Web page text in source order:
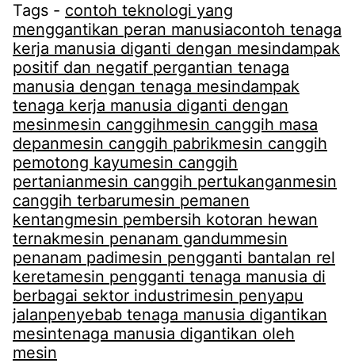
Tags - contoh teknologi yang
menggantikan peran manusiacontoh tenaga
kerja manusia diganti dengan mesindampak
positif dan negatif pergantian tenaga
manusia dengan tenaga mesindampak
tenaga kerja manusia diganti dengan
mesinmesin canggihmesin canggih masa
depanmesin canggih pabrikmesin canggih
pemotong kayumesin canggih
pertanianmesin canggih pertukanganmesin
canggih terbarumesin pemanen
kentangmesin pembersih kotoran hewan
ternakmesin penanam gandummesin
penanam padimesin pengganti bantalan rel
keretamesin pengganti tenaga manusia di
berbagai sektor industrimesin penyapu
jalanpenyebab tenaga manusia digantikan
mesintenaga manusia digantikan oleh
mesin